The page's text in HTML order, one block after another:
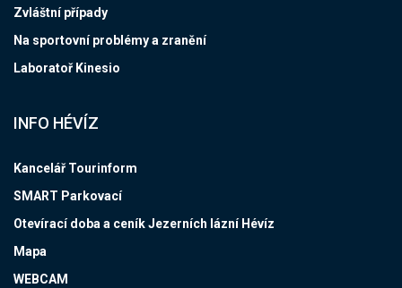
Zvláštní případy
Na sportovní problémy a zranění
Laboratoř Kinesio
INFO HÉVÍZ
Kancelář Tourinform
SMART Parkovací
Otevírací doba a ceník Jezerních lázní Hévíz
Mapa
WEBCAM